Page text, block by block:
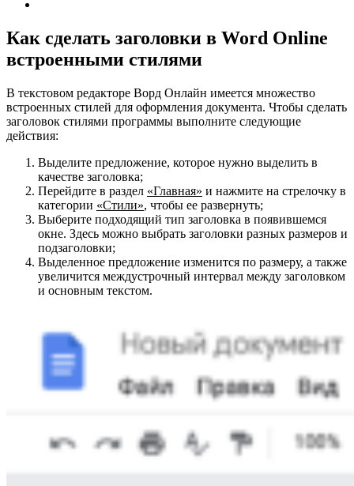
Как сделать заголовки в Word Online
встроенными стилями
В текстовом редакторе Ворд Онлайн имеется множество
встроенных стилей для оформления документа. Чтобы сделать
заголовок стилями программы выполните следующие
действия:
Выделите предложение, которое нужно выделить в
качестве заголовка;
Перейдите в раздел «Главная» и нажмите на стрелочку в
категории «Стили», чтобы ее развернуть;
Выберите подходящий тип заголовка в появившемся
окне. Здесь можно выбрать заголовки разных размеров и
подзаголовки;
Выделенное предложение изменится по размеру, а также
увеличится междустрочный интервал между заголовком
и основным текстом.